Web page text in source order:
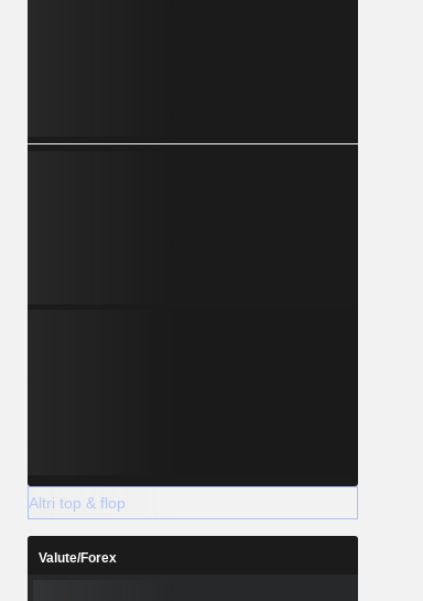
Altri top & flop
Valute/Forex